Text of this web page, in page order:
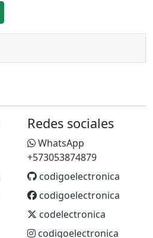
Redes sociales
WhatsApp
+573053874879
codigoelectronica
codigoelectronica
codelectronica
codigoelectronica